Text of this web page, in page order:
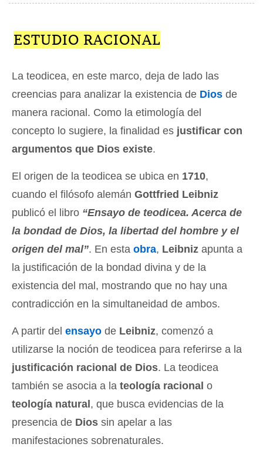
ESTUDIO RACIONAL
La teodicea, en este marco, deja de lado las
creencias para analizar la existencia de Dios de
manera racional. Como la etimología del
concepto lo sugiere, la finalidad es justificar con
argumentos que Dios existe.
El origen de la teodicea se ubica en 1710,
cuando el filósofo alemán Gottfried Leibniz
publicó el libro “Ensayo de teodicea. Acerca de
la bondad de Dios, la libertad del hombre y el
origen del mal”. En esta obra, Leibniz apunta a
la justificación de la bondad divina y de la
existencia del mal, mostrando que no hay una
contradicción en la simultaneidad de ambos.
A partir del ensayo de Leibniz, comenzó a
utilizarse la noción de teodicea para referirse a la
justificación racional de Dios. La teodicea
también se asocia a la teología racional o
teología natural, que busca evidencias de la
presencia de Dios sin apelar a las
manifestaciones sobrenaturales.